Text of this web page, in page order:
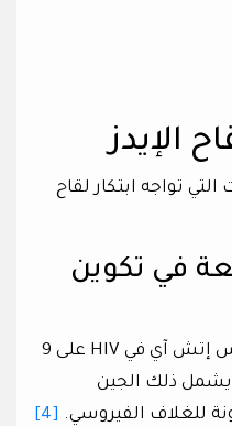
الإيدز
تواجه ابتكار لقاح
في تكوين
تحتوي الشفرة الوراثية لفيروس إتش آي في HIV على 9
ذلك الجين
للغلاف الفيروسي. [4]